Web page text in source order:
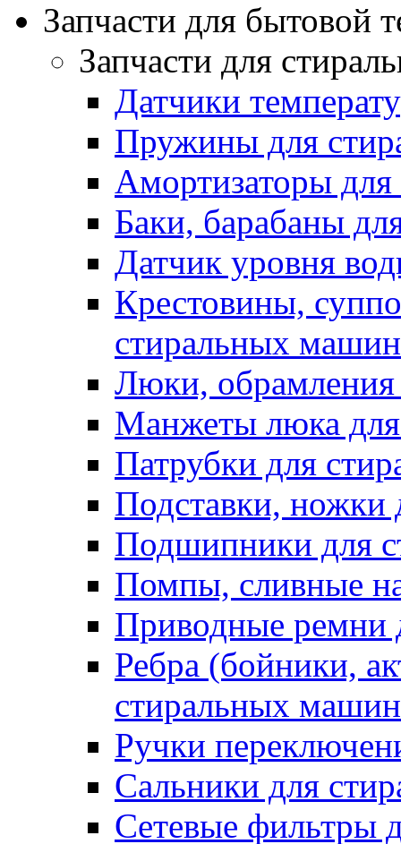
Запчасти для бытовой
Запчасти для
Датчики
Пружины для
Амортизаторы
Баки, барабаны
Датчик уровня
Крестовины,
стиральных машин
Люки, обрамления
Манжеты люка
Патрубки для
Подставки,
Подшипники для
Помпы, сливные
Приводные ремни
Ребра (бойники,
стиральных машин
Ручки
Сальники для
Сетевые фильтры